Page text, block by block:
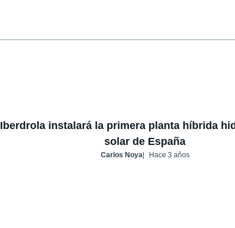
Iberdrola instalará la primera planta híbrida
solar de España
Carlos Noya Hace 3 años